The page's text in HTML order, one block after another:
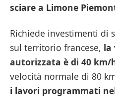
sciare a Limone
Richiede investimenti di
sul territorio francese, la
autorizzata è di 40 km/
velocità normale di 80
i lavori programmati